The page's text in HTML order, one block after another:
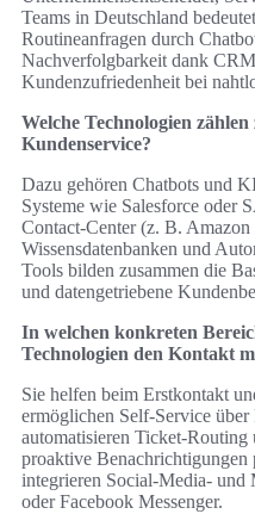
Teams in Deutschland
Routineanfragen durch
Nachverfolgbarkeit dank
Kundenzufriedenheit bei
Welche Technologien
Kundenservice?
Dazu gehören Chatbots und
Systeme wie Salesforce oder
Contact-Center (z. B.
Wissensdatenbanken und
Tools bilden zusammen die
und datengetriebene
In welchen konkreten
Technologien den Kontakt
Sie helfen beim Erstkontakt
ermöglichen Self-Service
automatisieren Ticket-Routing
proaktive Benachrichtigungen
integrieren Social-Media- und
oder Facebook Messenger.